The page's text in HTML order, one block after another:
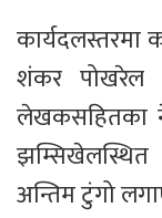
शंकर पोखरेल
लेखकसहितका
झम्सिखेलस्थित
अन्तिम टुंगो